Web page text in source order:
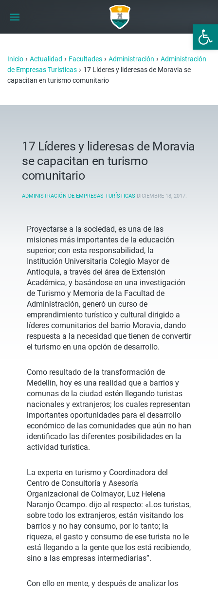
Abrir
Inicio › Actualidad › Facultades › Administración › Administración
de Empresas Turísticas › 17 Líderes y lideresas de Moravia se
capacitan en turismo comunitario
17 Líderes y lideresas de Moravia
se capacitan en turismo
comunitario
ADMINISTRACIÓN DE EMPRESAS TURÍSTICAS DICIEMBRE 18, 2017.
Proyectarse a la sociedad, es una de las
misiones más importantes de la educación
superior; con esta responsabilidad, la
Institución Universitaria Colegio Mayor de
Antioquia, a través del área de Extensión
Académica, y basándose en una investigación
de Turismo y Memoria de la Facultad de
Administración, generó un curso de
emprendimiento turístico y cultural dirigido a
líderes comunitarios del barrio Moravia, dando
respuesta a la necesidad que tienen de convertir
el turismo en una opción de desarrollo.
Como resultado de la transformación de
Medellín, hoy es una realidad que a barrios y
comunas de la ciudad estén llegando turistas
nacionales y extranjeros; los cuales representan
importantes oportunidades para el desarrollo
económico de las comunidades que aún no han
identificado las diferentes posibilidades en la
actividad turística.
La experta en turismo y Coordinadora del
Centro de Consultoría y Asesoría
Organizacional de Colmayor, Luz Helena
Naranjo Ocampo. dijo al respecto: «Los turistas,
sobre todo los extranjeros, están visitando los
barrios y no hay consumo, por lo tanto; la
riqueza, el gasto y consumo de ese turista no le
está llegando a la gente que los está recibiendo,
sino a las empresas intermediarias”.
Con ello en mente, y después de analizar los